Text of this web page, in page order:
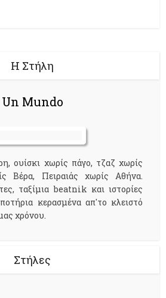
Η Στήλη
Un Mundo
ουίσκι χωρίς πάγο, τζαζ χωρίς
Βέρα, Πειραιάς χωρίς Αθήνα.
ταξίμια beatnik και ιστορίες
κερασμένα απ'το κλειστό
χρόνου.
Στήλες